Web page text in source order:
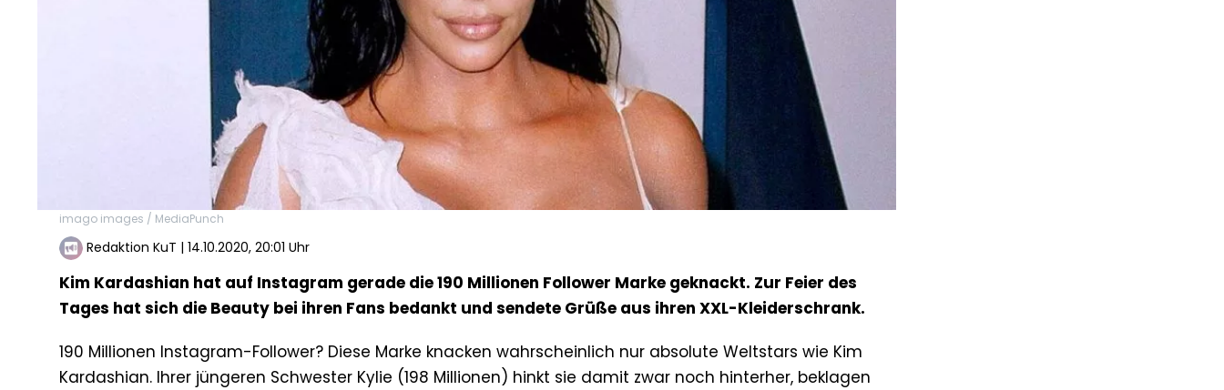
imago images / MediaPunch
Redaktion KuT | 14.10.2020, 20:01 Uhr
Kim Kardashian hat auf Instagram gerade die 190 Millionen Follower Marke geknackt. Zur Feier des
Tages hat sich die Beauty bei ihren Fans bedankt und sendete Grüße aus ihren XXL-Kleiderschrank.
190 Millionen Instagram-Follower? Diese Marke knacken wahrscheinlich nur absolute Weltstars wie Kim
Kardashian. Ihrer jüngeren Schwester Kylie (198 Millionen) hinkt sie damit zwar noch hinterher, beklagen